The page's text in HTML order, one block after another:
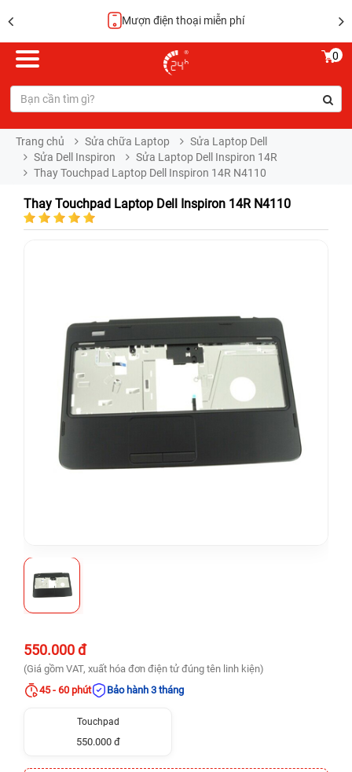
Mượn điện thoại miễn phí
0
Trang chủ Sửa chữa Laptop
Sửa Laptop Dell
Sửa Dell Inspiron
Sửa Laptop Dell Inspiron 14R
Thay Touchpad Laptop Dell Inspiron 14R N4110
Thay Touchpad Laptop Dell Inspiron 14R N4110
550.000 đ
(Giá gồm VAT, xuất hóa đơn điện tử đúng tên linh kiện)
45 - 60 phút
Bảo hành 3 tháng
Touchpad
550.000 đ